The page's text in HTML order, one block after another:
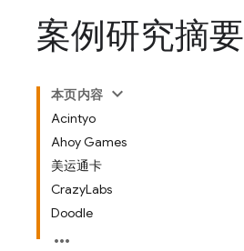
案例研究摘要
本页内容
Acintyo
Ahoy Games
美运通卡
CrazyLabs
Doodle